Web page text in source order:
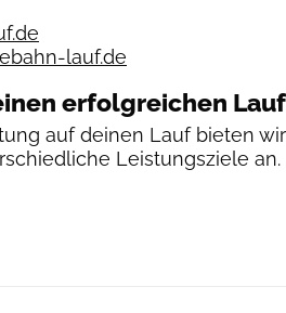
lauf.de
erfolgreichen Lauf
auf deinen Lauf bieten
Leistungsziele an.